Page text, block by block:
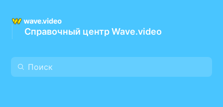
Справочный центр Wave.video